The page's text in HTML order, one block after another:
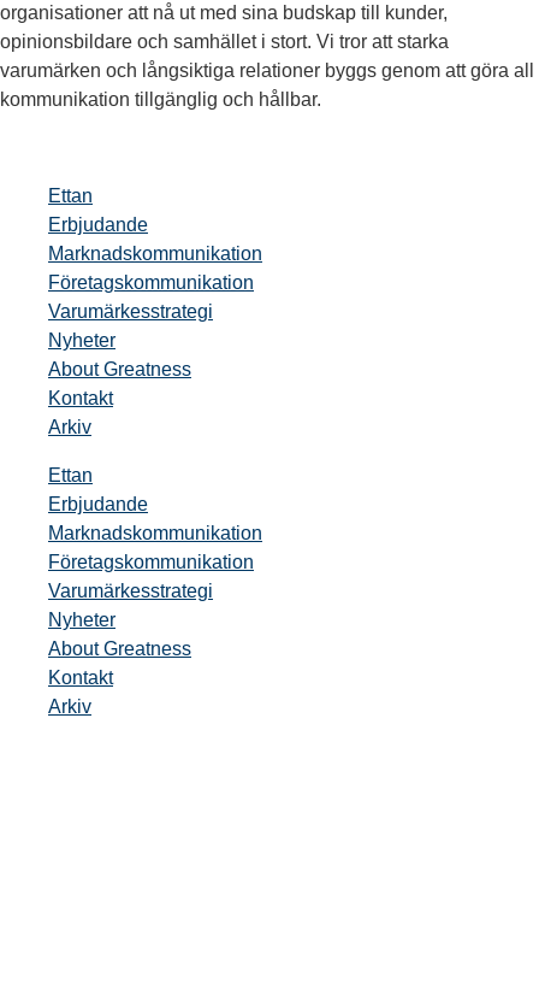
organisationer att nå ut med sina budskap till kunder,
opinionsbildare och samhället i stort. Vi tror att starka
varumärken och långsiktiga relationer byggs genom att göra all
kommunikation tillgänglig och hållbar.
Ettan
Erbjudande
Marknadskommunikation
Företagskommunikation
Varumärkesstrategi
Nyheter
About Greatness
Kontakt
Arkiv
Ettan
Erbjudande
Marknadskommunikation
Företagskommunikation
Varumärkesstrategi
Nyheter
About Greatness
Kontakt
Arkiv